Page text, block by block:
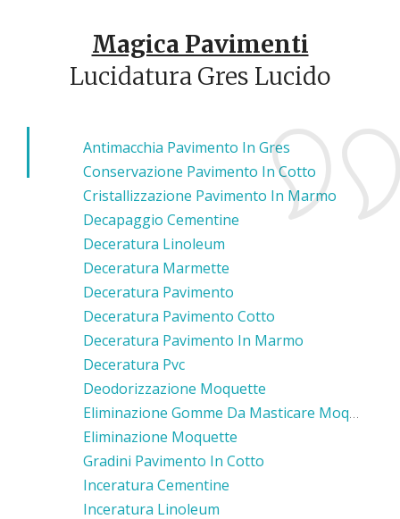
Magica Pavimenti
Lucidatura Gres Lucido
Antimacchia Pavimento In Gres
Conservazione Pavimento In Cotto
Cristallizzazione Pavimento In Marmo
Decapaggio Cementine
Deceratura Linoleum
Deceratura Marmette
Deceratura Pavimento
Deceratura Pavimento Cotto
Deceratura Pavimento In Marmo
Deceratura Pvc
Deodorizzazione Moquette
Eliminazione Gomme Da Masticare Moquette
Eliminazione Moquette
Gradini Pavimento In Cotto
Inceratura Cementine
Inceratura Linoleum